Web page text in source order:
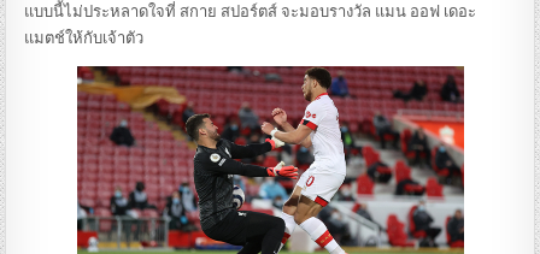
แบบนี้ไม่ประหลาดใจที่ สกาย สปอร์ตส์ จะมอบรางวัล แมน ออฟ เดอะ
แมตช์ให้กับเจ้าตัว